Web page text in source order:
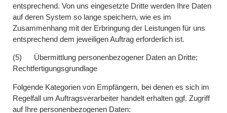
entsprechend. Von uns eingesetzte Dritte werden Ihre Daten
auf deren System so lange speichern, wie es im
Zusammenhang mit der Erbringung der Leistungen für uns
entsprechend dem jeweiligen Auftrag erforderlich ist.
(5) Übermittlung personenbezogener Daten an Dritte;
Rechtfertigungsgrundlage
Folgende Kategorien von Empfängern, bei denen es sich im
Regelfall um Auftragsverarbeiter handelt erhalten ggf. Zugriff
auf Ihre personenbezogenen Daten: